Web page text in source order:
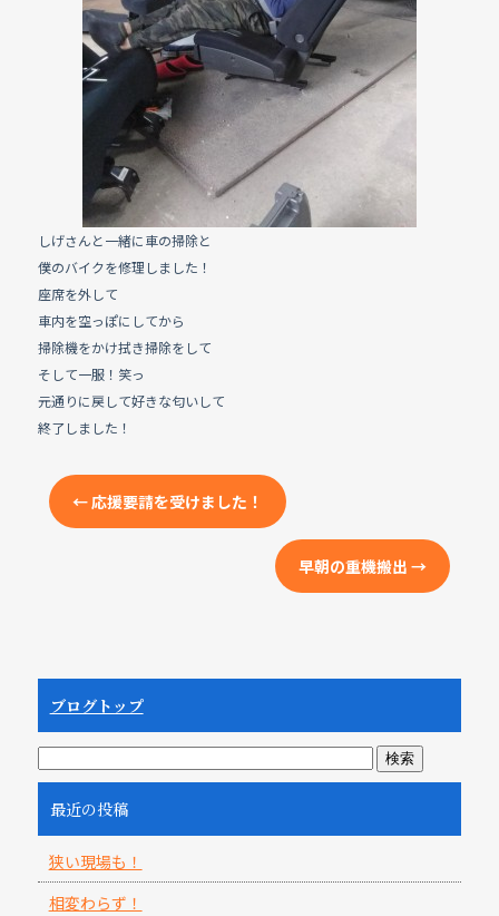
しげさんと一緒に車の掃除と
僕のバイクを修理しました！
座席を外して
車内を空っぽにしてから
掃除機をかけ拭き掃除をして
そして一服！笑っ
元通りに戻して好きな匂いして
終了しました！
←応援要請を受けました！
早朝の重機搬出→
ブログトップ
最近の投稿
狭い現場も！
相変わらず！